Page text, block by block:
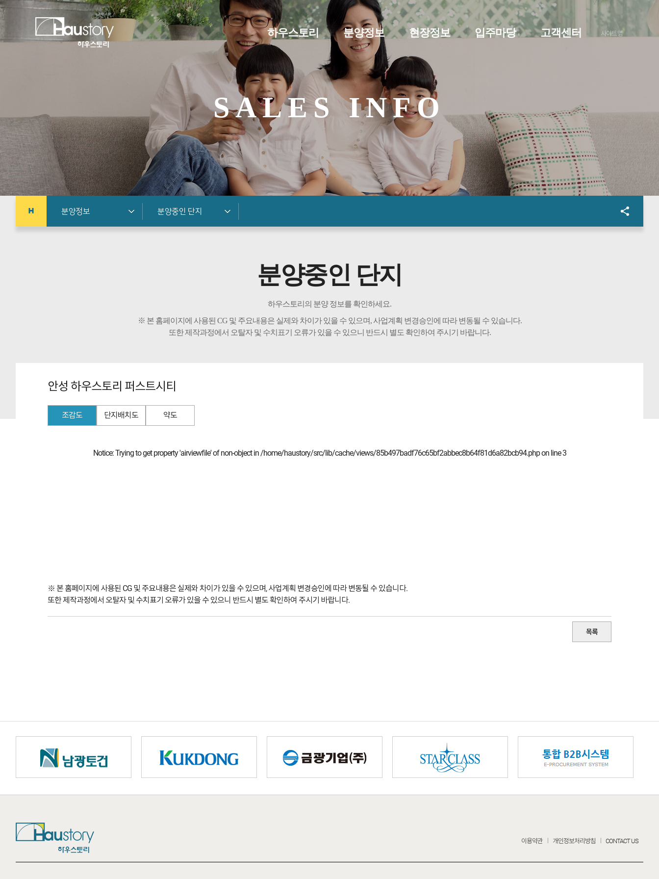
하우스토리 분양정보 현장정보 입주마당 고객센터 사이트맵
SALES INFO
분양정보 분양중인 단지
분양중인 단지
하우스토리의 분양 정보를 확인하세요.
※ 본 홈페이지에 사용된 CG 및 주요내용은 실제와 차이가 있을 수 있으며, 사업계획 변경승인에 따라 변동될 수 있습니다.
또한 제작과정에서 오탈자 및 수치표기 오류가 있을 수 있으니 반드시 별도 확인하여 주시기 바랍니다.
안성 하우스토리 퍼스트시티
조감도 단지배치도 약도
Notice: Trying to get property 'airviewfile' of non-object in/home/haustory/src/lib/cache/views/85b497badf76c65bf2abbec8b64f81d6a82bcb94.phpon line3
※ 본 홈페이지에 사용된 CG 및 주요내용은 실제와 차이가 있을 수 있으며, 사업계획 변경승인에 따라 변동될 수 있습니다.
또한 제작과정에서 오탈자 및 수치표기 오류가 있을 수 있으니 반드시 별도 확인하여 주시기 바랍니다.
목록
이용약관 개인정보처리방침 CONTACT US